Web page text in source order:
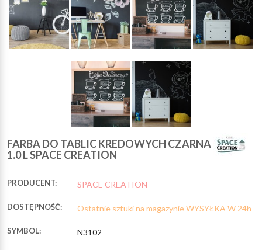
FARBA DO TABLIC KREDOWYCH CZARNA
1.0 L SPACE CREATION
PRODUCENT: SPACE CREATION
DOSTĘPNOŚĆ: Ostatnie sztuki na magazynie WYSYŁKA W 24h
SYMBOL: N3102